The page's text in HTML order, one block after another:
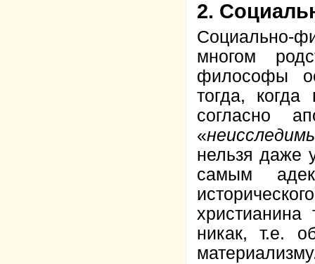
2.
Социально-
многом
философы
тогда,
согласно
«
нельзя даже
самым
христианина
никак, т.е.